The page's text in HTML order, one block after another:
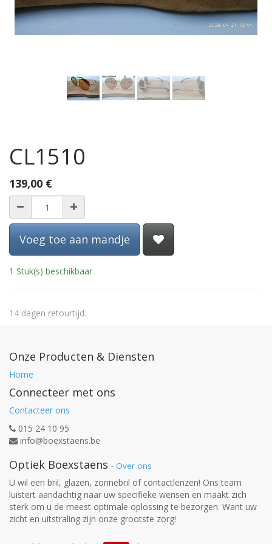
CL1510
139,00 €
Voeg toe aan mandje
1 Stuk(s) beschikbaar
14 dagen retourtijd.
Onze Producten & Diensten
Home
Connecteer met ons
Contacteer ons
015 24 10 95
info@boexstaens.be
Optiek Boexstaens - Over ons
U wil een bril, glazen, zonnebril of contactlenzen! Ons team
luistert aandachtig naar uw specifieke wensen en maakt zich
sterk om u de meest optimale oplossing te bezorgen. Want uw
zicht en uitstraling zijn onze grootste zorg!